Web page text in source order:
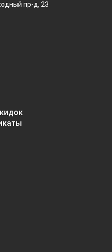
пр-д, 23